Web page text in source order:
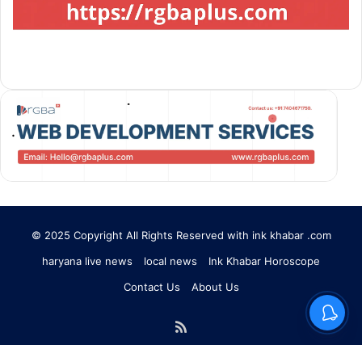
© 2025 Copyright All Rights Reserved with ink khabar .com
haryana live news
local news
Ink Khabar Horoscope
Contact Us
About Us